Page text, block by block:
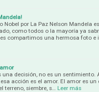
Nobel por La Paz Nelson Mandela
como todos o la mayoría ya
compartimos una hermosa foto e
una decisión, no es un sentimiento.
acción es el amor. El amor es
terreno, siembre, s…
Leer más